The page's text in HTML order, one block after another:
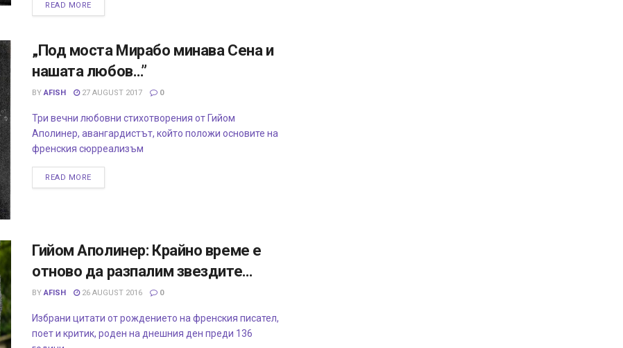
READ MORE
„Под моста Мирабо минава Сена и
нашата любов…”
BY AFISH 27 AUGUST 2017 0
Три вечни любовни стихотворения от Гийом
Аполинер, авангардистът, който положи основите на
френския сюрреализъм
READ MORE
Гийом Аполинер: Крайно време е
отново да разпалим звездите…
BY AFISH 26 AUGUST 2016 0
Избрани цитати от рождението на френския писател,
поет и критик, роден на днешния ден преди 136